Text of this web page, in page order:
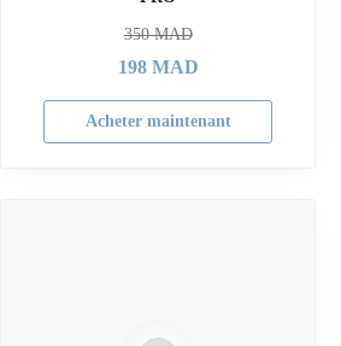
350MAD
198MAD
Acheter maintenant